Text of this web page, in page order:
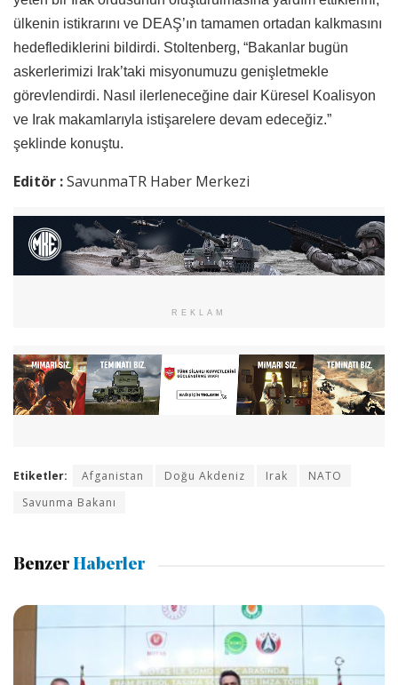
ülkenin istikrarını ve DEAŞ’ın tamamen ortadan kalkmasını
hedeflediklerini bildirdi. Stoltenberg, “Bakanlar bugün
askerlerimizi Irak’taki misyonumuzu genişletmekle
görevlendirdi. Nasıl ilerleneceğine dair Küresel Koalisyon
ve Irak makamlarıyla istişarelere devam edeceğiz.”
şeklinde konuştu.
Editör :SavunmaTR Haber Merkezi
REKLAM
Etiketler: Afganistan Doğu Akdeniz Irak
NATO
Savunma Bakanı
Benzer Haberler